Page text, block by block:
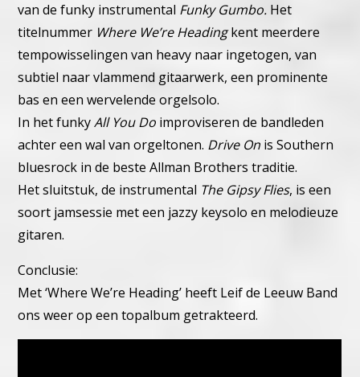
van de funky instrumental Funky Gumbo. Het
titelnummer Where We’re Headingkent meerdere
tempowisselingen van heavy naar ingetogen, van
subtiel naar vlammend gitaarwerk, een prominente
bas en een wervelende orgelsolo.
In het funkyAll You Do improviseren de bandleden
achter een wal van orgeltonen. Drive On is Southern
bluesrock in de beste Allman Brothers traditie.
Het sluitstuk, de instrumental The Gipsy Flies, is een
soort jamsessie met een jazzy keysolo en melodieuze
gitaren.
Conclusie:
Met ‘Where We’re Heading’ heeft Leif de Leeuw Band
ons weer op een topalbum getrakteerd.